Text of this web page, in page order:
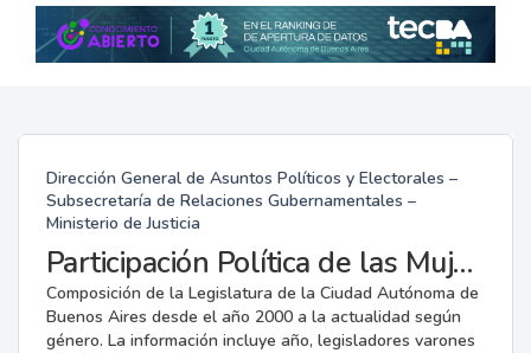
Dirección General de Asuntos Políticos y Electorales –
Subsecretaría de Relaciones Gubernamentales –
Ministerio de Justicia
Participación Política de las Mujeres en la Legislatura
Composición de la Legislatura de la Ciudad Autónoma de
Buenos Aires desde el año 2000 a la actualidad según
género. La información incluye año, legisladores varones